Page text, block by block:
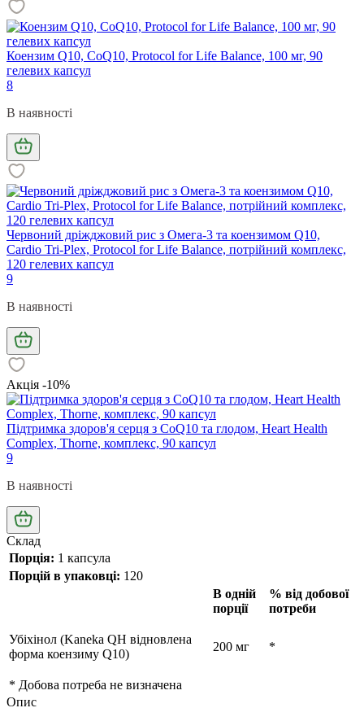
Коензим Q10, CoQ10, Protocol for Life Balance, 100 мг, 90
гелевих капсул
8
В наявності
Червоний дріжджовий рис з Омега-3 та коензимом Q10,
Cardio Tri-Plex, Protocol for Life Balance, потрійний комплекс,
120 гелевих капсул
9
В наявності
Акція -10%
Підтримка здоров'я серця з CoQ10 та глодом, Heart Health
Complex, Thorne, комплекс, 90 капсул
9
В наявності
Склад
Порція: 1 капсула
Порцій в упаковці: 120
В одній
порції
% від добової
потреби
Убіхінол (Kaneka QH відновлена
форма коензиму Q10)
200 мг *
* Добова потреба не визначена
Опис